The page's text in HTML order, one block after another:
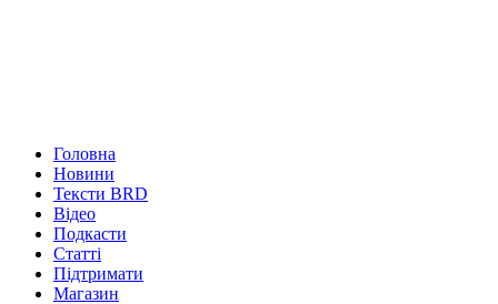
Головна
Новини
Тексти BRD
Відео
Подкасти
Статті
Підтримати
Магазин